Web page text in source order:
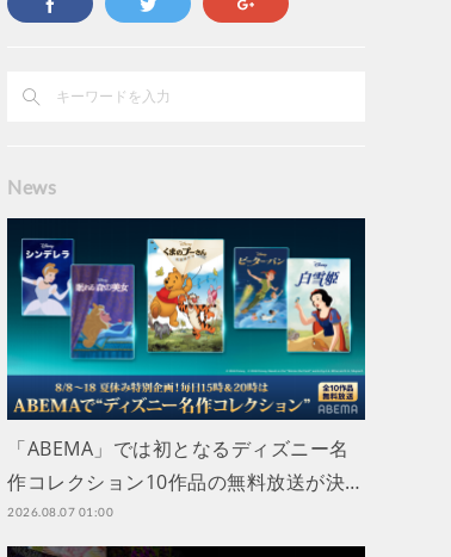
News
「ABEMA」では初となるディズニー名
作コレクション10作品の無料放送が決…
2026.08.07 01:00